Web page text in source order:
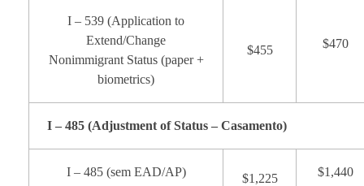
I – 539 (Application to
Extend/Change
Nonimmigrant Status (paper +
biometrics)
$455 $470
I – 485 (Adjustment of Status – Casamento)
I – 485 (sem EAD/AP) $1,225 $1,440